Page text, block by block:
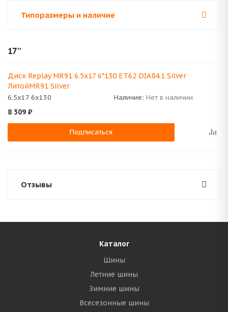
Типоразмеры и наличие
17''
Диск Replay MR91 6.5x17 6*130 ET62 DIA84.1 Silver
ЛитойMR91 Silver
6.5x17 6x130 Наличие: Нет в наличии
8 309 ₽
Подписаться
Отзывы
Каталог
Шины
Летние шины
Зимние шины
Всесезонные шины